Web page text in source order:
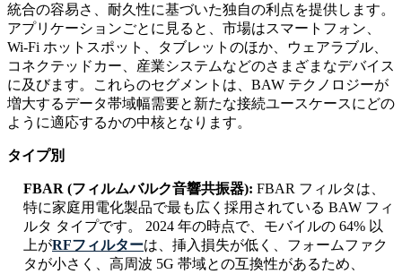
統合の容易さ、耐久性に基づいた独自の利点を提供します。
アプリケーションごとに見ると、市場はスマートフォン、
Wi-Fi ホットスポット、タブレットのほか、ウェアラブル、
コネクテッドカー、産業システムなどのさまざまなデバイス
に及びます。これらのセグメントは、BAW テクノロジーが
増大するデータ帯域幅需要と新たな接続ユースケースにどの
ように適応するかの中核となります。
タイプ別
FBAR (フィルムバルク音響共振器): FBAR フィルタは、
特に家庭用電化製品で最も広く採用されている BAW フィ
ルタ タイプです。 2024 年の時点で、モバイルの 64% 以
上がRFフィルターは、挿入損失が低く、フォームファク
タが小さく、高周波 5G 帯域との互換性があるため、